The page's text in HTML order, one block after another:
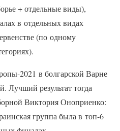
+ отдельные виды),
в отдельных видах
(по одному
2021 в болгарской Варне
Лучший результат тогда
Виктория Оноприенко:
группа была в топ-6